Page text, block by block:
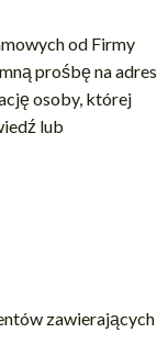
od Firmy
prośbę na adres
osoby, której
lub
zawierających